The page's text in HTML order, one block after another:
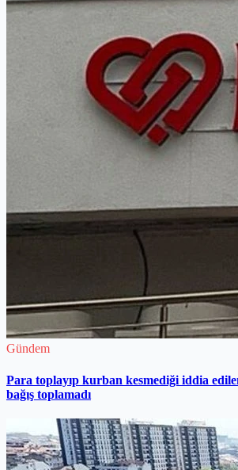
Gündem
Para toplayıp kurban kesmediği iddia
bağış toplamadı